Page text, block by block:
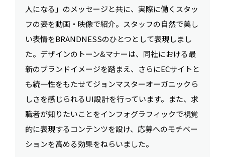
人になる」のメッセージと共に、実際に働くスタッ
フの姿を動画・映像で紹介。スタッフの自然で美し
い表情をBRANDNESSのひとつとして表現しまし
た。デザインのトーン&マナーは、同社における最
新のブランドイメージを踏まえ、さらにECサイトと
も統一性をもたせてジョンマスターオーガニックら
しさを感じられるUI設計を行っています。また、求
職者が知りたいことをインフォグラフィックで視覚
的に表現するコンテンツを設け、応募へのモチベー
ションを高める効果をねらいました。